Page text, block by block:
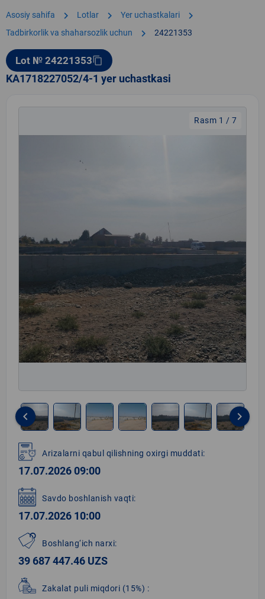
Asosiy sahifa chevron_right Lotlar chevron_right Yer uchastkalari chevron_right
Tadbirkorlik va shaharsozlik uchun chevron_right 24221353
Lot № 24221353content_copy
KA1718227052/4-1 yer uchastkasi
Rasm 1 / 7
1
of
7
keyboard_arrow_left keyboard_arrow_right
Arizalarni qabul qilishning oxirgi muddati:
17.07.2026 09:00
Savdo boshlanish vaqti:
17.07.2026 10:00
Boshlang‘ich narxi:
39 687 447.46 UZS
Zakalat puli miqdori (15%) :